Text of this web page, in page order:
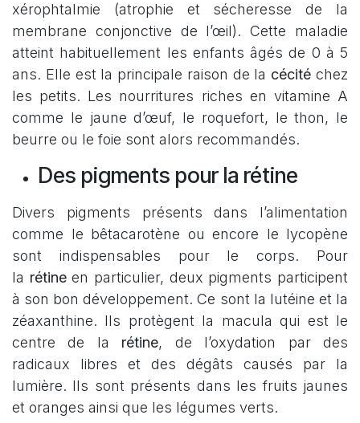
xérophtalmie (atrophie et sécheresse de la
membrane conjonctive de l’œil). Cette maladie
atteint habituellement les enfants âgés de 0 à 5
ans. Elle est la principale raison de la cécité chez
les petits. Les nourritures riches en vitamine A
comme le jaune d’œuf, le roquefort, le thon, le
beurre ou le foie sont alors recommandés.
Des pigments pour la rétine
Divers pigments présents dans l’alimentation
comme le bêtacarotène ou encore le lycopène
sont indispensables pour le corps. Pour
la rétineen particulier, deux pigments participent
à son bon développement. Ce sont la lutéine et la
zéaxanthine. Ils protègent la macula qui est le
centre de la rétine, de l’oxydation par des
radicaux libres et des dégâts causés par la
lumière. Ils sont présents dans les fruits jaunes
et oranges ainsi que les légumes verts.